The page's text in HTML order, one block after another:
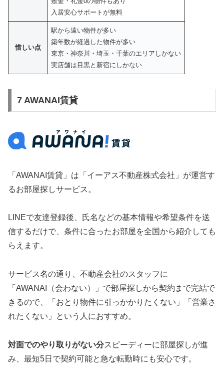
入居安心サポートが無料
惜しい点
駅から遠い物件が多い
築年数が経過した物件が多い
東京・神奈川・埼玉・千葉のエリアしかない
実店舗は目黒と新宿にしかない
7 AWANAI賃貸
「AWANAI賃貸」は「イーアス不動産株式会社」が運営す
るお部屋探しサービス。
LINEで友達登録後、氏名などの基本情報や希望条件を送
信するだけで、条件に合ったお部屋を全国から紹介しても
らえます。
サービス名の通り、不動産会社のスタッフに
「AWANAI（会わない）」で部屋探しから契約まで完結で
きるので、「おとり物件に引っかかりたくない」「営業さ
れたくない」という人におすすめ。
対面でのやり取りがない分スピーディーに部屋探しが進
み、最短5日で契約可能と急な転勤時にも安心です。